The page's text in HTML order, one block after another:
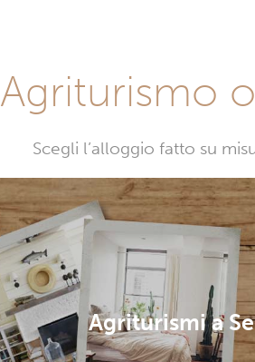
Agriturismo
Scegli l’alloggio fatto su
Agriturismi a